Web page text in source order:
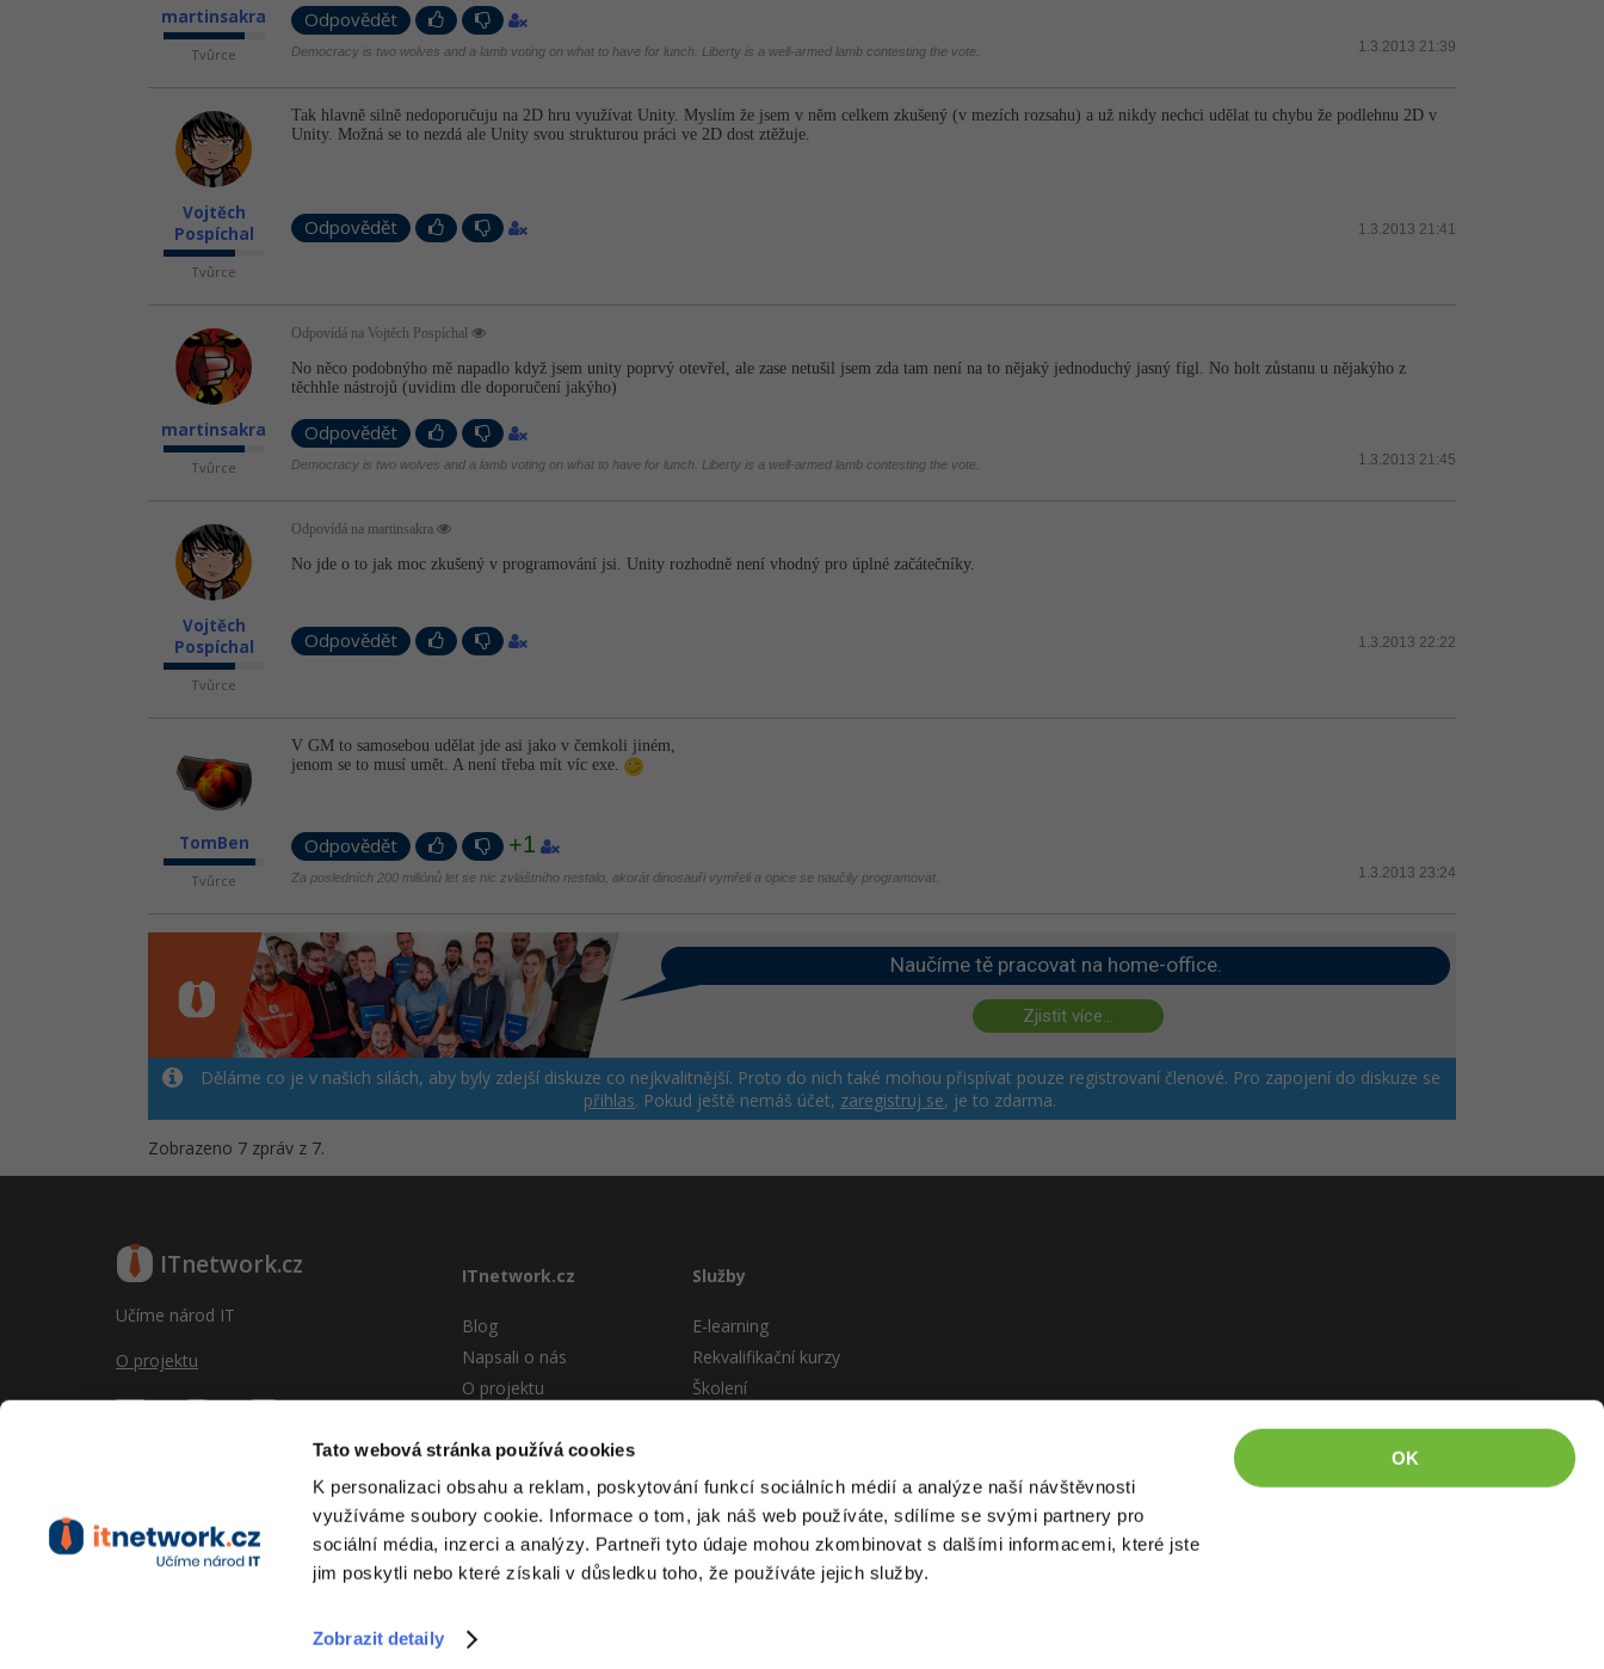
Tato webová stránka používá cookies
K personalizaci obsahu a reklam, poskytování funkcí sociálních médií a analýze naší návštěvnosti
využíváme soubory cookie. Informace o tom, jak náš web používáte, sdílíme se svými partnery pro
sociální média, inzerci a analýzy. Partneři tyto údaje mohou zkombinovat s dalšími informacemi, které jste
jim poskytli nebo které získali v důsledku toho, že používáte jejich služby.
Zobrazit detaily
OK
martinsakra
Tvůrce
Odpovědět
1.3.2013 21:39
Democracy is two wolves and a lamb voting on what to have for lunch. Liberty is a well-armed lamb contesting the vote.
Vojtěch
Pospíchal
Tvůrce
Tak hlavně silně nedoporučuju na 2D hru využívat Unity. Myslím že jsem v něm celkem zkušený (v mezích rozsahu) a už nikdy nechci udělat tu chybu že podlehnu 2D v
Unity. Možná se to nezdá ale Unity svou strukturou práci ve 2D dost ztěžuje.
Odpovědět 1.3.2013 21:41
martinsakra
Tvůrce
Odpovídá na Vojtěch Pospíchal
No něco podobnýho mě napadlo když jsem unity poprvý otevřel, ale zase netušil jsem zda tam není na to nějaký jednoduchý jasný fígl. No holt zůstanu u nějakýho z
těchhle nástrojů (uvidim dle doporučení jakýho)
Odpovědět
1.3.2013 21:45
Democracy is two wolves and a lamb voting on what to have for lunch. Liberty is a well-armed lamb contesting the vote.
Vojtěch
Pospíchal
Tvůrce
Odpovídá na martinsakra
No jde o to jak moc zkušený v programování jsi. Unity rozhodně není vhodný pro úplné začátečníky.
Odpovědět 1.3.2013 22:22
TomBen
Tvůrce
V GM to samosebou udělat jde asi jako v čemkoli jiném,
jenom se to musí umět. A není třeba mít víc exe.
Odpovědět +1
1.3.2013 23:24
Za posledních 200 miliónů let se nic zvláštního nestalo, akorát dinosauři vymřeli a opice se naučily programovat.
Naučíme tě pracovat na home-office.
Zjistit více...
Děláme co je v našich silách, aby byly zdejší diskuze co nejkvalitnější. Proto do nich také mohou přispívat pouze registrovaní členové. Pro zapojení do diskuze se
přihlas. Pokud ještě nemáš účet, zaregistruj se, je to zdarma.
Zobrazeno 7 zpráv z 7.
ITnetwork.cz
Učíme národ IT
O projektu
ITnetwork.cz
Blog
Napsali o nás
O projektu
Vývoj systému
Provozní podmínky
RSS
Kontakt
Služby
E-learning
Rekvalifikační kurzy
Školení
Copyright © 2026 itnetwork.cz. Veškerý obsah webu (pokud není uvedeno jinak) je zakázáno kopírovat.